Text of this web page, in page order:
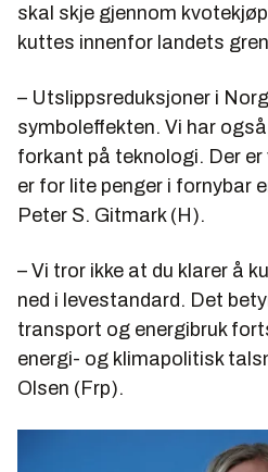
skal skje gjennom
kuttes innenfor landets
– Utslippsreduksjoner i
symboleffekten. Vi har
forkant på teknologi. Der er
er for lite penger i fornybar
Peter S. Gitmark (H).
– Vi tror ikke at du klarer å
ned i levestandard. Det
transport og energibruk
energi- og klimapolitisk
Olsen (Frp).